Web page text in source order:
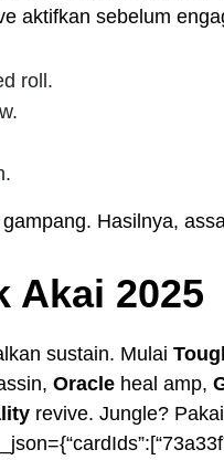
aktifkan sebelum
roll.
Hasilnya,
Akai 2025
sustain. Mulai
Oracle heal amp,
revive. Jungle? Pakai